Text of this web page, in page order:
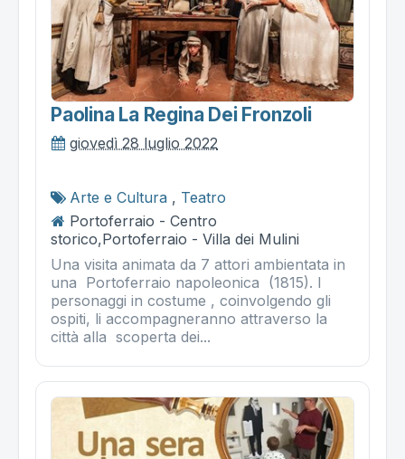
Paolina La Regina Dei Fronzoli
giovedì 28 luglio 2022
Arte e Cultura , Teatro
Portoferraio - Centro
storico,Portoferraio - Villa dei Mulini
Una visita animata da 7 attori ambientata in
una Portoferraio napoleonica (1815). I
personaggi in costume , coinvolgendo gli
ospiti, li accompagneranno attraverso la
città alla scoperta dei...